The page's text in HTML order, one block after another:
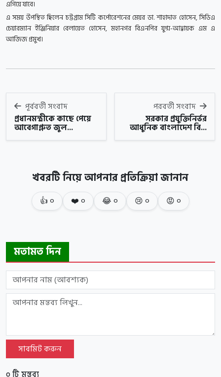
এগিয়ে যাবে।
এ সময় উপস্থিত ছিলেন চট্টগ্রাম সিটি কর্পোরেশনের মেয়র ডা. শাহাদাত হোসেন, সিডিএ
চেয়ারম্যান ইঞ্জিনিয়ার বেলায়েত হোসেন, মহানগর বিএনপির যুগ্ম-আহ্বায়ক এম এ
আজিজ প্রমুখ।
পূর্ববর্তী সংবাদ
প্রধানমন্ত্রীকে কাছে পেয়ে
আবেগাপ্লুত জুল...
পরবর্তী সংবাদ
সরকার প্রযুক্তিনির্ভর
আধুনিক বাংলাদেশ বি...
খবরটি নিয়ে আপনার প্রতিক্রিয়া জানান
👍০ ❤️০ 😂০ 😢০ 😡০
মতামত দিন
সাবমিট করুন